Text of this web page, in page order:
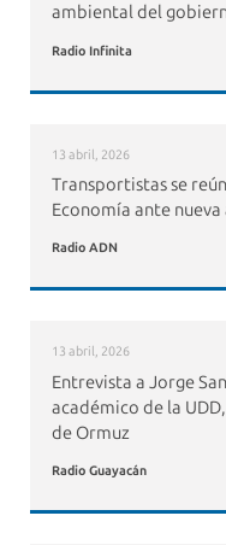
ambiental del
Radio Infinita
13 abril, 2026
Transportistas se
Economía ante
Radio ADN
13 abril, 2026
Entrevista a Jorge
académico de la
de Ormuz
Radio Guayacán